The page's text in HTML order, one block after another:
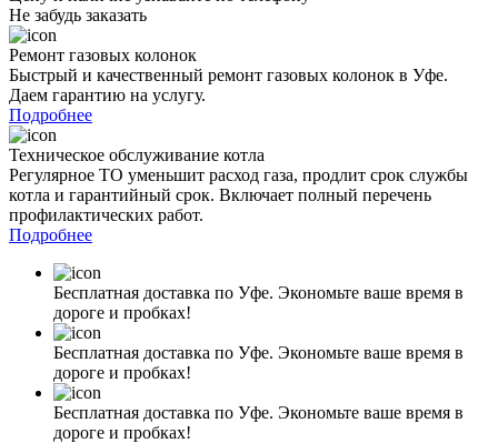
Не забудь заказать
Ремонт газовых колонок
Быстрый и качественный ремонт газовых колонок в Уфе.
Даем гарантию на услугу.
Подробнее
Техническое обслуживание котла
Регулярное ТО уменьшит расход газа, продлит срок службы
котла и гарантийный срок. Включает полный перечень
профилактических работ.
Подробнее
Бесплатная доставка по Уфе. Экономьте ваше время в
дороге и пробках!
Бесплатная доставка по Уфе. Экономьте ваше время в
дороге и пробках!
Бесплатная доставка по Уфе. Экономьте ваше время в
дороге и пробках!